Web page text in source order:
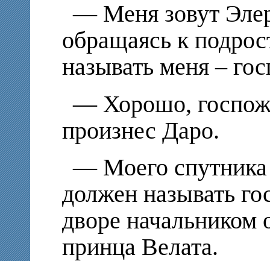
— Меня зовут
обращаясь к
называть меня –
— Хорошо,
произнес Даро.
— Моего спутника
должен называть
дворе начальником
принца Велата.